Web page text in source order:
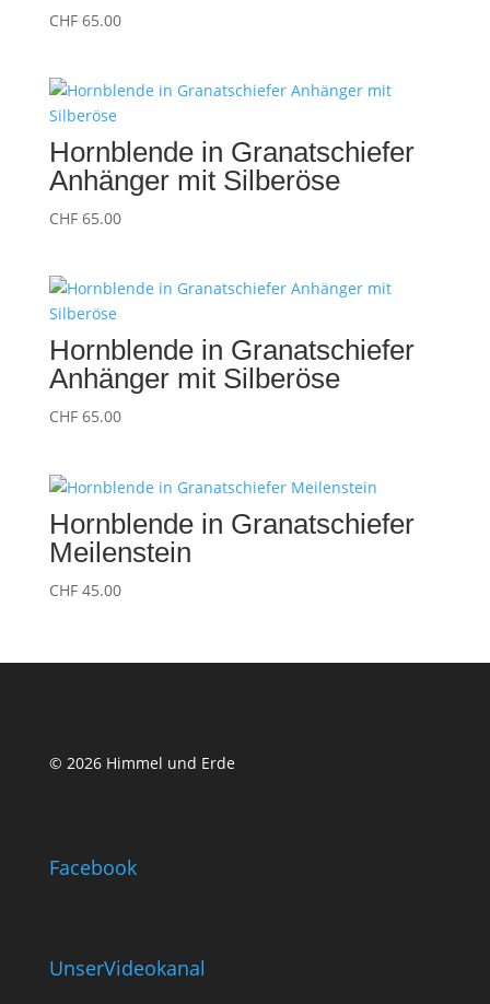
CHF65.00
Hornblende in Granatschiefer
Anhänger mit Silberöse
CHF65.00
Hornblende in Granatschiefer
Anhänger mit Silberöse
CHF65.00
Hornblende in Granatschiefer
Meilenstein
CHF45.00
© 2026 Himmel und Erde
Facebook
UnserVideokanal